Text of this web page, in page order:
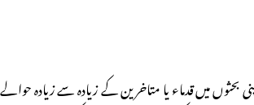
بحثوں میں قدماء یا متاخرین کے زیادہ سے زیادہ حوالے